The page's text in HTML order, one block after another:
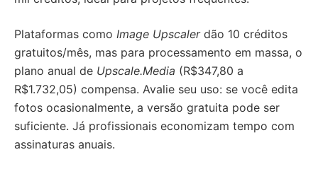
Plataformas como Image Upscalerdão 10 créditos
gratuitos/mês, mas para processamento em massa, o
plano anual de Upscale.Media (R$347,80 a
R$1.732,05) compensa. Avalie seu uso: se você edita
fotos ocasionalmente, a versão gratuita pode ser
suficiente. Já profissionais economizam tempo com
assinaturas anuais.